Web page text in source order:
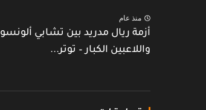
منذ عام
أزمة ريال مدريد بين تشابي ألونسو
واللاعبين الكبار – توتر...